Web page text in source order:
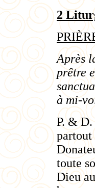
2
Après
prêtre
à mi-
P. &
partout
toute
Dieu